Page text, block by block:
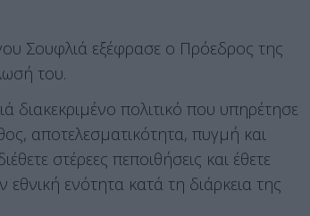
Σουφλιά εξέφρασε ο Πρόεδρος της
του.
διακεκριμένο πολιτικό που υπηρέτησε
αποτελεσματικότητα, πυγμή και
στέρεες πεποιθήσεις και έθετε
ενότητα κατά τη διάρκεια της